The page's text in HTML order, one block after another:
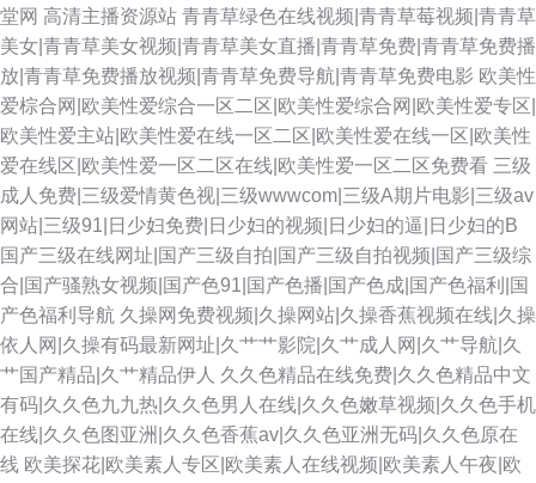
堂网 高清主播资源站 青青草绿色在线视频|青青草莓视频|青青草
美女|青青草美女视频|青青草美女直播|青青草免费|青青草免费播
放|青青草免费播放视频|青青草免费导航|青青草免费电影 欧美性
爱棕合网|欧美性爱综合一区二区|欧美性爱综合网|欧美性爱专区|
欧美性爱主站|欧美性爱在线一区二区|欧美性爱在线一区|欧美性
爱在线区|欧美性爱一区二区在线|欧美性爱一区二区免费看 三级
成人免费|三级爱情黄色视|三级wwwcom|三级A期片电影|三级av
网站|三级91|日少妇免费|日少妇的视频|日少妇的逼|日少妇的B
国产三级在线网址|国产三级自拍|国产三级自拍视频|国产三级综
合|国产骚熟女视频|国产色91|国产色播|国产色成|国产色福利|国
产色福利导航 久操网免费视频|久操网站|久操香蕉视频在线|久操
依人网|久操有码最新网址|久艹艹影院|久艹成人网|久艹导航|久
艹国产精品|久艹精品伊人 久久色精品在线免费|久久色精品中文
有码|久久色九九热|久久色男人在线|久久色嫩草视频|久久色手机
在线|久久色图亚洲|久久色香蕉av|久久色亚洲无码|久久色原在
线 欧美探花|欧美素人专区|欧美素人在线视频|欧美素人午夜|欧